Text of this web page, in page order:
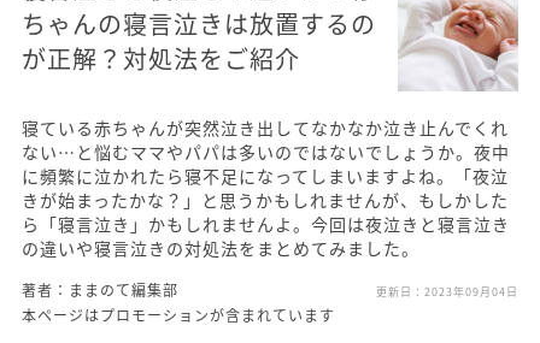
ちゃんの寝言泣きは放置するの
が正解？対処法をご紹介
寝ている赤ちゃんが突然泣き出してなかなか泣き止んでくれ
ない…と悩むママやパパは多いのではないでしょうか。夜中
に頻繁に泣かれたら寝不足になってしまいますよね。「夜泣
きが始まったかな？」と思うかもしれませんが、もしかした
ら「寝言泣き」かもしれませんよ。今回は夜泣きと寝言泣き
の違いや寝言泣きの対処法をまとめてみました。
著者：ままのて編集部 更新日： 2023年09月04日
本ページはプロモーションが含まれています